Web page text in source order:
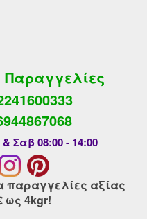
Παραγγελίες
Σαβ 08:00 - 14:00
παραγγελίες αξίας
ως 4kgr!